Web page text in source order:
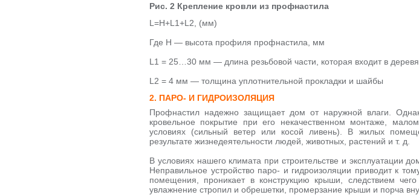
Рис. 2 Крепление кровли из профнастила
L=H+L1+L2, (мм)
Где H — высота профиля профнастила, мм
L1 = 25…30 мм — длина резьбовой части, которая входит в
L2 = 4 мм — толщина уплотнительной прокладки и шайбы
2. ПАРО- И ГИДРОИЗОЛЯЦИЯ
Профнастил надежно защищает дом от наружной влаги.
кровельное покрытие при его некачественном монтаже,
условиях (сильный ветер или косой ливень). В жилых
результате жизнедеятельности людей, животных, растений и т. д.
В условиях нашего климата при строительстве и эксплуатации
Неправильное устройство паро- и гидроизоляции приводит к
помещения, проникает в конструкцию крыши, следствием
увлажнение стропил и обрешетки, промерзание крыши и порча